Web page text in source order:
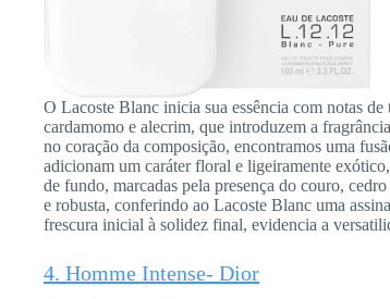
O Lacoste Blanc inicia sua essência com notas
cardamomo e alecrim, que introduzem a
no coração da composição, encontramos uma
adicionam um caráter floral e ligeiramente
de fundo, marcadas pela presença do couro,
e robusta, conferindo ao Lacoste Blanc uma
frescura inicial à solidez final, evidencia a
4. Homme Intense- Dior